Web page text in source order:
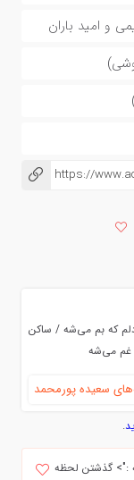
و امید باران
https://
که بم می‌شه / ساکن
غم می‌شه
سعیده پورمحمد
.
:"> گذشتن لحظه